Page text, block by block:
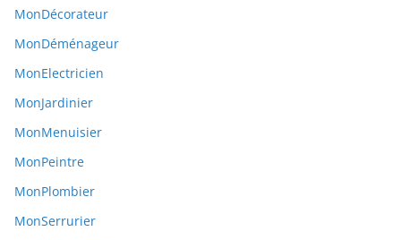
MonDécorateur
MonDéménageur
MonElectricien
MonJardinier
MonMenuisier
MonPeintre
MonPlombier
MonSerrurier